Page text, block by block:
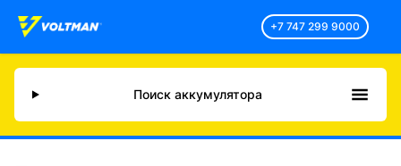
+7 747 299 9000
Поиск аккумулятора